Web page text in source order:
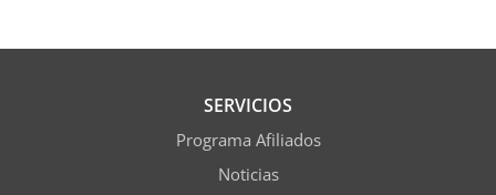
SERVICIOS
Programa Afiliados
Noticias